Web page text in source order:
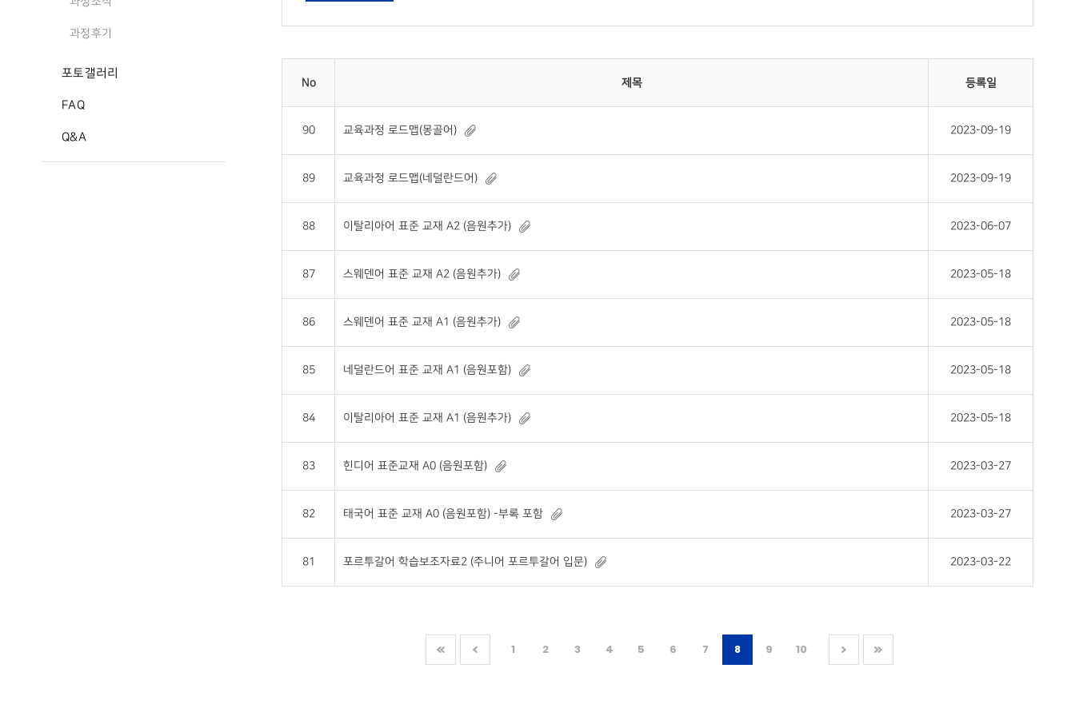
과정후기
포토갤러리
FAQ
Q&A
No 제목 등록일
90 교육과정 로드맵(몽골어) 2023-09-19
89 교육과정 로드맵(네덜란드어) 2023-09-19
88 이탈리아어 표준 교재 A2 (음원추가) 2023-06-07
87 스웨덴어 표준 교재 A2 (음원추가) 2023-05-18
86 스웨덴어 표준 교재 A1 (음원추가) 2023-05-18
85 네덜란드어 표준 교재 A1 (음원포함) 2023-05-18
84 이탈리아어 표준 교재 A1 (음원추가) 2023-05-18
83 힌디어 표준교재 A0 (음원포함) 2023-03-27
82 태국어 표준 교재 A0 (음원포함) -부록 포함 2023-03-27
81 포르투갈어 학습보조자료2 (주니어 포르투갈어 입문) 2023-03-22
1 2 3 4 5 6 7 8 9 10